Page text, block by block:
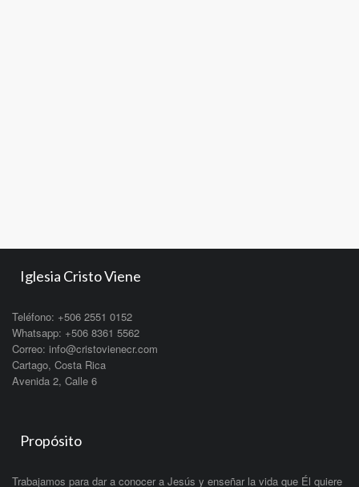
Iglesia Cristo Viene
Teléfono: +506 2551 0152
Whatsapp: +506 8361 5562
Correo: info@cristovienecr.com
Cartago, Costa Rica
Avenida 2, Calle 6
Propósito
Trabajamos para dar a conocer a Jesús y enseñar la vida que Él quiere